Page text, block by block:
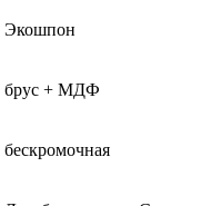
Экошпон
брус + МДФ
бескромочная